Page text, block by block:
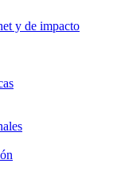
y de impacto